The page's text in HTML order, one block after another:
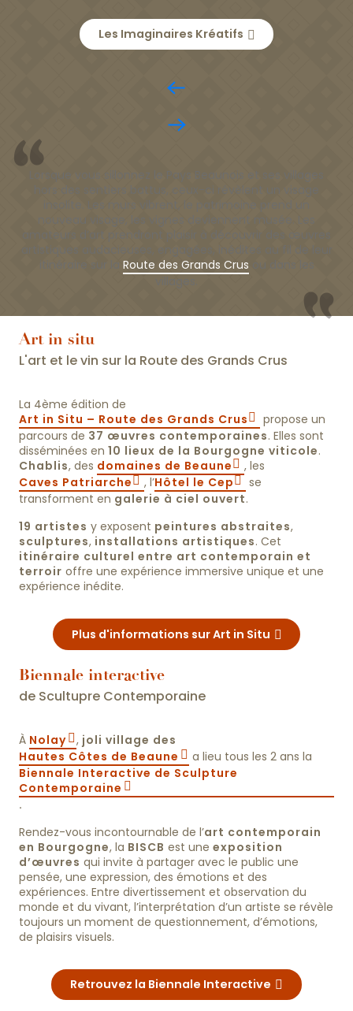
Les Imaginaires Kréatifs
Route des Grands Crus
Art in situ
L'art et le vin sur la Route des Grands Crus
La 4ème édition de
Art in Situ – Route des Grands Crus
propose un
parcours de 37 œuvres contemporaines. Elles sont
disséminées en 10 lieux de la Bourgogne viticole.
Chablis, des domaines de Beaune
, les
Caves Patriarche
, l’Hôtel le Cep
se
transforment en galerie à ciel ouvert.
19 artistes y exposent peintures abstraites,
sculptures, installations artistiques. Cet
itinéraire culturel entre art contemporain et
terroir offre une expérience immersive unique et une
expérience inédite.
Plus d'informations sur Art in Situ
Biennale interactive
de Scultupre Contemporaine
À Nolay , joli village des
Hautes Côtes de Beaune
a lieu tous les 2 ans la
Biennale Interactive de Sculpture
Contemporaine
.
Rendez-vous incontournable de l’art contemporain
en Bourgogne, la BISCB est une exposition
d’œuvres qui invite à partager avec le public une
pensée, une expression, des émotions et des
expériences. Entre divertissement et observation du
monde et du vivant, l’interprétation d’un artiste se révèle
toujours un moment de questionnement, d’émotions,
de plaisirs visuels.
Retrouvez la Biennale Interactive